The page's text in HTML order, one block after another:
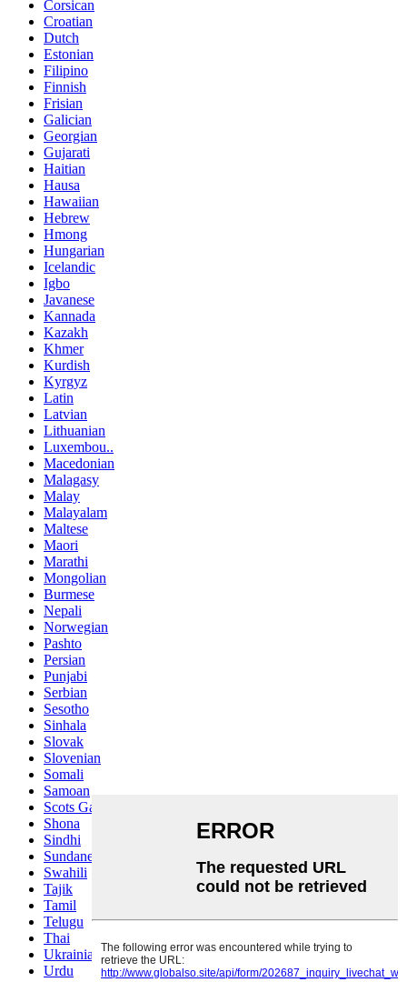
Corsican
Croatian
Dutch
Estonian
Filipino
Finnish
Frisian
Galician
Georgian
Gujarati
Haitian
Hausa
Hawaiian
Hebrew
Hmong
Hungarian
Icelandic
Igbo
Javanese
Kannada
Kazakh
Khmer
Kurdish
Kyrgyz
Latin
Latvian
Lithuanian
Luxembou..
Macedonian
Malagasy
Malay
Malayalam
Maltese
Maori
Marathi
Mongolian
Burmese
Nepali
Norwegian
Pashto
Persian
Punjabi
Serbian
Sesotho
Sinhala
Slovak
Slovenian
Somali
Samoan
Scots Gaelic
Shona
Sindhi
Sundanese
Swahili
Tajik
Tamil
Telugu
Thai
Ukrainian
Urdu